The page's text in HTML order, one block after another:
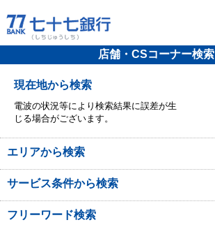
店舗・CSコーナー検索
現在地から検索
電波の状況等により検索結果に誤差が生
じる場合がございます。
エリアから検索
サービス条件から検索
フリーワード検索